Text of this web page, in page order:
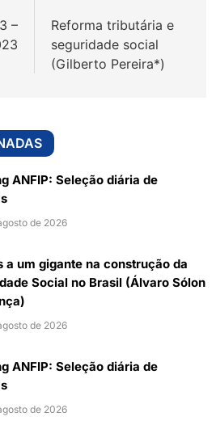
–
Reforma tributária e
seguridade social
(Gilberto Pereira*)
ANFIP: Seleção diária de
de 2026
a um gigante na construção da
Social no Brasil (Álvaro Sólon
de 2026
ANFIP: Seleção diária de
de 2026